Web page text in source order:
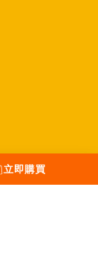
立即購買